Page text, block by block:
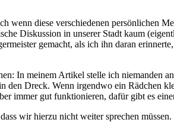
wenn diese verschiedenen persönlichen
Diskussion in unserer Stadt kaum
gemacht, als ich ihn daran
In meinem Artikel stelle ich niemanden
den Dreck. Wenn irgendwo ein Rädchen
immer gut funktionieren, dafür gibt es
wir hierzu nicht weiter sprechen müssen.